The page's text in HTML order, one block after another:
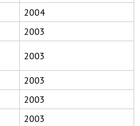
2004
2003
2003
2003
2003
2003